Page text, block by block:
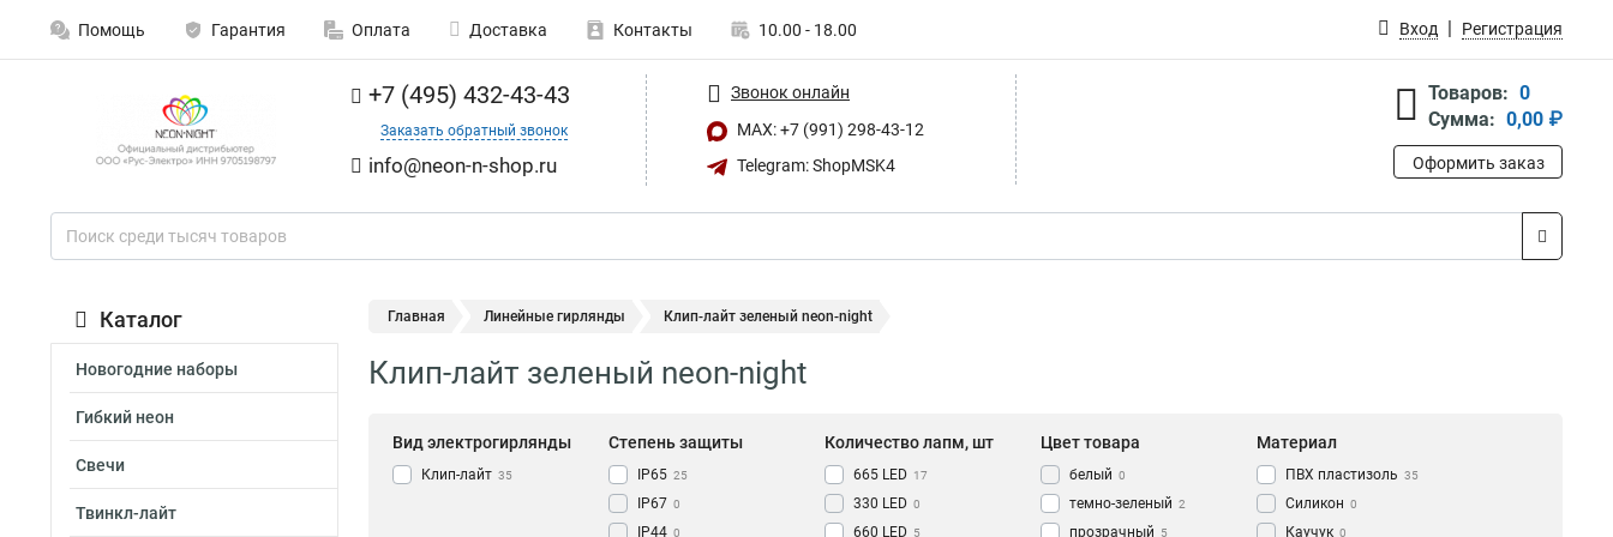
Помощь Гарантия Оплата Доставка Контакты 10.00 - 18.00 Вход Регистрация
+7 (495) 432-43-43
Заказать обратный звонок
info@neon-n-shop.ru
Звонок онлайн
MAX: +7 (991) 298-43-12
Telegram: ShopMSK4
Товаров: 0
Сумма: 0,00 ₽
Оформить заказ
Каталог
Новогодние наборы
Гибкий неон
Свечи
Твинкл-лайт
Главная Линейные гирлянды Клип-лайт зеленый neon-night
Клип-лайт зеленый neon-night
Вид электрогирлянды
Клип-лайт 35
Степень защиты
IP65 25
IP67 0
IP44 0
Количество лапм, шт
665 LED 17
330 LED 0
660 LED 5
Цвет товара
белый 0
темно-зеленый 2
прозрачный 5
Материал
ПВХ пластизоль 35
Силикон 0
Каучук 0